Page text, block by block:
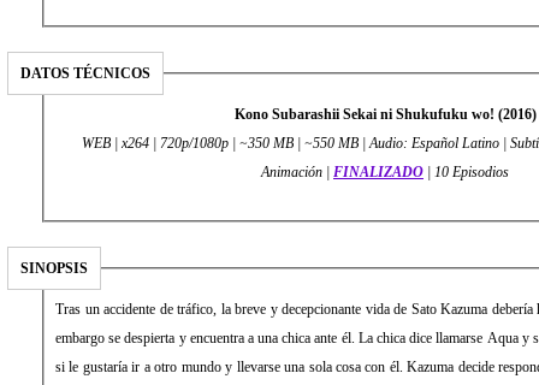
DATOS TÉCNICOS
Kono Subarashii Sekai ni Shukufuku wo! (2016)
WEB | x264 | 720p/1080p | ~350 MB | ~550 MB | Audio: Español Latino |
Animación | FINALIZADO | 10 Episodios
SINOPSIS
Tras un accidente de tráfico, la breve y decepcionante vida de Sato Kazuma
embargo se despierta y encuentra a una chica ante él. La chica dice llamarse Aqua y
si le gustaría ir a otro mundo y llevarse una sola cosa con él. Kazuma decide